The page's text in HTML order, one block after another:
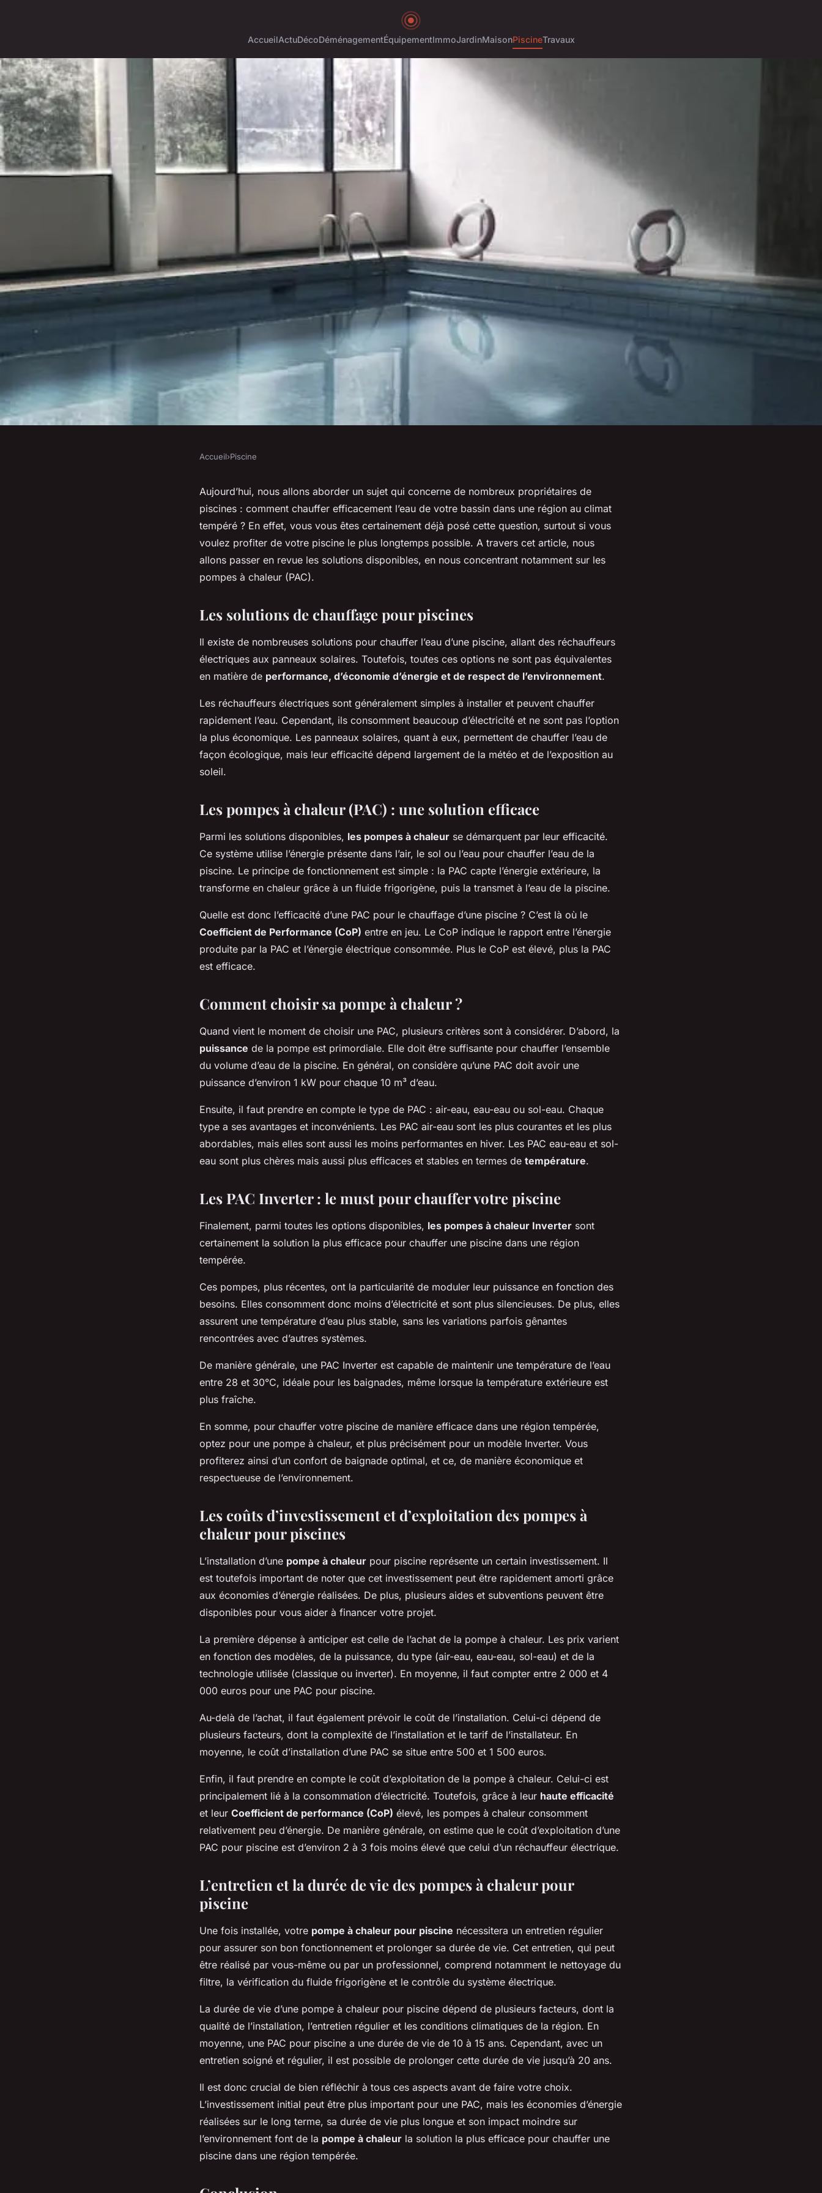
AccueilActuDécoDéménagementÉquipementImmoJardinMaisonPiscineTravaux
Quelle est la méthode la plus efficace
pour chauffer une piscine dans une
région tempérée ?
Accueil›Piscine
Aujourd’hui, nous allons aborder un sujet qui concerne de nombreux propriétaires de
piscines : comment chauffer efficacement l’eau de votre bassin dans une région au climat
tempéré ? En effet, vous vous êtes certainement déjà posé cette question, surtout si vous
voulez profiter de votre piscine le plus longtemps possible. A travers cet article, nous
allons passer en revue les solutions disponibles, en nous concentrant notamment sur les
pompes à chaleur (PAC).
Les solutions de chauffage pour piscines
Il existe de nombreuses solutions pour chauffer l’eau d’une piscine, allant des réchauffeurs
électriques aux panneaux solaires. Toutefois, toutes ces options ne sont pas équivalentes
en matière de performance, d’économie d’énergie et de respect de l’environnement.
Les réchauffeurs électriques sont généralement simples à installer et peuvent chauffer
rapidement l’eau. Cependant, ils consomment beaucoup d’électricité et ne sont pas l’option
la plus économique. Les panneaux solaires, quant à eux, permettent de chauffer l’eau de
façon écologique, mais leur efficacité dépend largement de la météo et de l’exposition au
soleil.
Les pompes à chaleur (PAC) : une solution efficace
Parmi les solutions disponibles, les pompes à chaleur se démarquent par leur efficacité.
Ce système utilise l’énergie présente dans l’air, le sol ou l’eau pour chauffer l’eau de la
piscine. Le principe de fonctionnement est simple : la PAC capte l’énergie extérieure, la
transforme en chaleur grâce à un fluide frigorigène, puis la transmet à l’eau de la piscine.
Quelle est donc l’efficacité d’une PAC pour le chauffage d’une piscine ? C’est là où le
Coefficient de Performance (CoP) entre en jeu. Le CoP indique le rapport entre l’énergie
produite par la PAC et l’énergie électrique consommée. Plus le CoP est élevé, plus la PAC
est efficace.
Comment choisir sa pompe à chaleur ?
Quand vient le moment de choisir une PAC, plusieurs critères sont à considérer. D’abord, la
puissance de la pompe est primordiale. Elle doit être suffisante pour chauffer l’ensemble
du volume d’eau de la piscine. En général, on considère qu’une PAC doit avoir une
puissance d’environ 1 kW pour chaque 10 m³ d’eau.
Ensuite, il faut prendre en compte le type de PAC : air-eau, eau-eau ou sol-eau. Chaque
type a ses avantages et inconvénients. Les PAC air-eau sont les plus courantes et les plus
abordables, mais elles sont aussi les moins performantes en hiver. Les PAC eau-eau et sol-
eau sont plus chères mais aussi plus efficaces et stables en termes de température.
Les PAC Inverter : le must pour chauffer votre piscine
Finalement, parmi toutes les options disponibles, les pompes à chaleur Inverter sont
certainement la solution la plus efficace pour chauffer une piscine dans une région
tempérée.
Ces pompes, plus récentes, ont la particularité de moduler leur puissance en fonction des
besoins. Elles consomment donc moins d’électricité et sont plus silencieuses. De plus, elles
assurent une température d’eau plus stable, sans les variations parfois gênantes
rencontrées avec d’autres systèmes.
De manière générale, une PAC Inverter est capable de maintenir une température de l’eau
entre 28 et 30°C, idéale pour les baignades, même lorsque la température extérieure est
plus fraîche.
En somme, pour chauffer votre piscine de manière efficace dans une région tempérée,
optez pour une pompe à chaleur, et plus précisément pour un modèle Inverter. Vous
profiterez ainsi d’un confort de baignade optimal, et ce, de manière économique et
respectueuse de l’environnement.
Les coûts d’investissement et d’exploitation des pompes à
chaleur pour piscines
L’installation d’une pompe à chaleur pour piscine représente un certain investissement. Il
est toutefois important de noter que cet investissement peut être rapidement amorti grâce
aux économies d’énergie réalisées. De plus, plusieurs aides et subventions peuvent être
disponibles pour vous aider à financer votre projet.
La première dépense à anticiper est celle de l’achat de la pompe à chaleur. Les prix varient
en fonction des modèles, de la puissance, du type (air-eau, eau-eau, sol-eau) et de la
technologie utilisée (classique ou inverter). En moyenne, il faut compter entre 2 000 et 4
000 euros pour une PAC pour piscine.
Au-delà de l’achat, il faut également prévoir le coût de l’installation. Celui-ci dépend de
plusieurs facteurs, dont la complexité de l’installation et le tarif de l’installateur. En
moyenne, le coût d’installation d’une PAC se situe entre 500 et 1 500 euros.
Enfin, il faut prendre en compte le coût d’exploitation de la pompe à chaleur. Celui-ci est
principalement lié à la consommation d’électricité. Toutefois, grâce à leur haute efficacité
et leur Coefficient de performance (CoP) élevé, les pompes à chaleur consomment
relativement peu d’énergie. De manière générale, on estime que le coût d’exploitation d’une
PAC pour piscine est d’environ 2 à 3 fois moins élevé que celui d’un réchauffeur électrique.
L’entretien et la durée de vie des pompes à chaleur pour
piscine
Une fois installée, votre pompe à chaleur pour piscine nécessitera un entretien régulier
pour assurer son bon fonctionnement et prolonger sa durée de vie. Cet entretien, qui peut
être réalisé par vous-même ou par un professionnel, comprend notamment le nettoyage du
filtre, la vérification du fluide frigorigène et le contrôle du système électrique.
La durée de vie d’une pompe à chaleur pour piscine dépend de plusieurs facteurs, dont la
qualité de l’installation, l’entretien régulier et les conditions climatiques de la région. En
moyenne, une PAC pour piscine a une durée de vie de 10 à 15 ans. Cependant, avec un
entretien soigné et régulier, il est possible de prolonger cette durée de vie jusqu’à 20 ans.
Il est donc crucial de bien réfléchir à tous ces aspects avant de faire votre choix.
L’investissement initial peut être plus important pour une PAC, mais les économies d’énergie
réalisées sur le long terme, sa durée de vie plus longue et son impact moindre sur
l’environnement font de la pompe à chaleur la solution la plus efficace pour chauffer une
piscine dans une région tempérée.